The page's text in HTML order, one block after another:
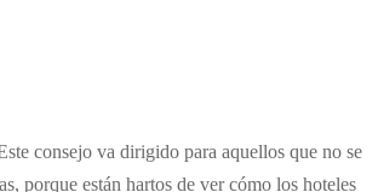
consejo va dirigido para aquellos que no se
porque están hartos de ver cómo los hoteles